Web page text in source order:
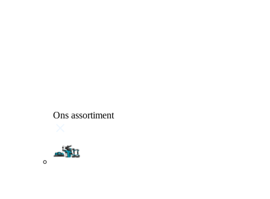
Ons assortiment